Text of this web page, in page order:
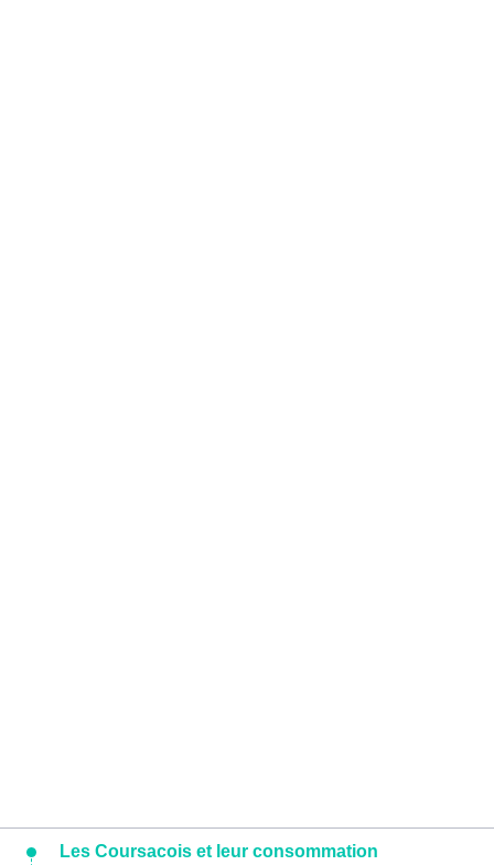
Les Coursacois et leur consommation